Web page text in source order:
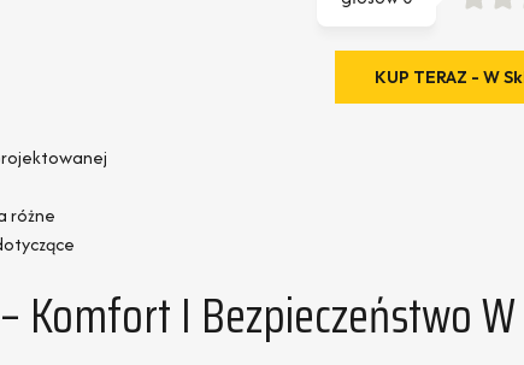
różne
KUP TERAZ - W
Komfort I Bezpieczeństwo